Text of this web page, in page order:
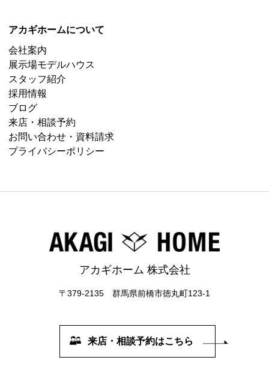
アカギホームについて
会社案内
展示場モデルハウス
スタッフ紹介
採用情報
ブログ
来店・相談予約
お問い合わせ・資料請求
プライバシーポリシー
アカギホーム 株式会社
〒379-2135 群馬県前橋市徳丸町123-1
来店・相談予約はこちら